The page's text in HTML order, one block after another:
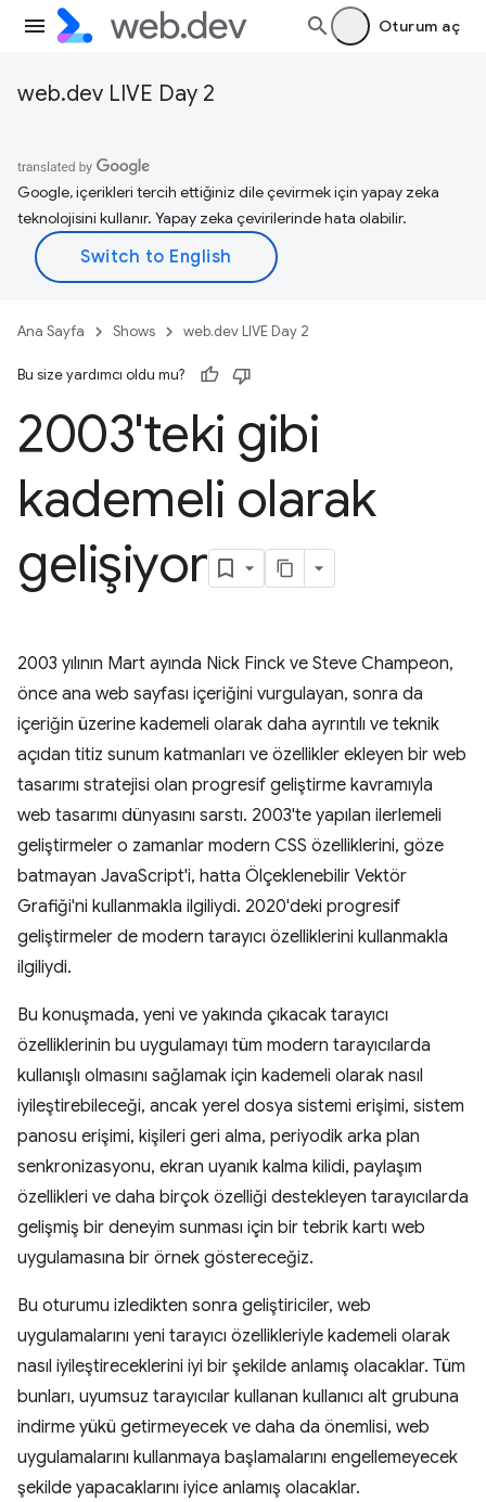
Oturum aç
web.dev LIVE Day 2
Google, içerikleri tercih ettiğiniz dile çevirmek için yapay zeka
teknolojisini kullanır. Yapay zeka çevirilerinde hata olabilir.
Ana Sayfa Shows web.dev LIVE Day 2
Bu size yardımcı oldu mu?
2003'teki gibi
kademeli olarak
gelişiyor
2003 yılının Mart ayında Nick Finck ve Steve Champeon,
önce ana web sayfası içeriğini vurgulayan, sonra da
içeriğin üzerine kademeli olarak daha ayrıntılı ve teknik
açıdan titiz sunum katmanları ve özellikler ekleyen bir web
tasarımı stratejisi olan progresif geliştirme kavramıyla
web tasarımı dünyasını sarstı. 2003'te yapılan ilerlemeli
geliştirmeler o zamanlar modern CSS özelliklerini, göze
batmayan JavaScript'i, hatta Ölçeklenebilir Vektör
Grafiği'ni kullanmakla ilgiliydi. 2020'deki progresif
geliştirmeler de modern tarayıcı özelliklerini kullanmakla
ilgiliydi.
Bu konuşmada, yeni ve yakında çıkacak tarayıcı
özelliklerinin bu uygulamayı tüm modern tarayıcılarda
kullanışlı olmasını sağlamak için kademeli olarak nasıl
iyileştirebileceği, ancak yerel dosya sistemi erişimi, sistem
panosu erişimi, kişileri geri alma, periyodik arka plan
senkronizasyonu, ekran uyanık kalma kilidi, paylaşım
özellikleri ve daha birçok özelliği destekleyen tarayıcılarda
gelişmiş bir deneyim sunması için bir tebrik kartı web
uygulamasına bir örnek göstereceğiz.
Bu oturumu izledikten sonra geliştiriciler, web
uygulamalarını yeni tarayıcı özellikleriyle kademeli olarak
nasıl iyileştireceklerini iyi bir şekilde anlamış olacaklar. Tüm
bunları, uyumsuz tarayıcılar kullanan kullanıcı alt grubuna
indirme yükü getirmeyecek ve daha da önemlisi, web
uygulamalarını kullanmaya başlamalarını engellemeyecek
şekilde yapacaklarını iyice anlamış olacaklar.